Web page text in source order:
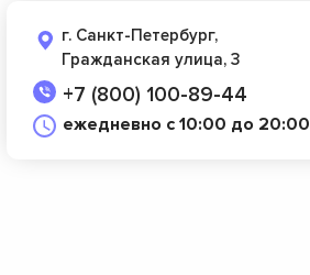
г. Санкт-Петербург,
Гражданская улица, 3
+7 (800) 100-89-44
ежедневно с 10:00 до 20:00